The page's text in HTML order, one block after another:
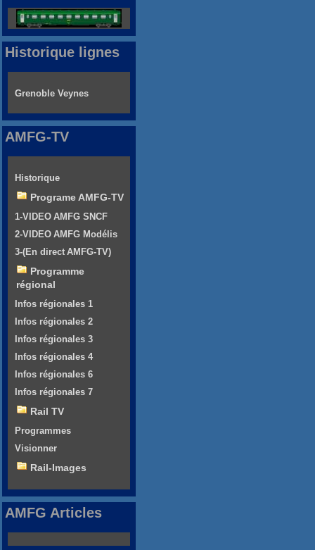
Historique lignes
Grenoble Veynes
AMFG-TV
Historique
Programe AMFG-TV
1-VIDEO AMFG SNCF
2-VIDEO AMFG Modélis
3-(En direct AMFG-TV)
Programme
régional
Infos régionales 1
Infos régionales 2
Infos régionales 3
Infos régionales 4
Infos régionales 6
Infos régionales 7
Rail TV
Programmes
Visionner
Rail-Images
AMFG Articles